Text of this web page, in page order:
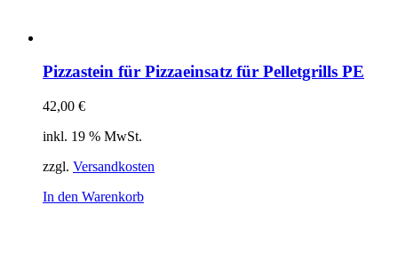
Pizzastein für Pizzaeinsatz für Pelletgrills PE
42,00 €
inkl. 19 % MwSt.
zzgl. Versandkosten
In den Warenkorb